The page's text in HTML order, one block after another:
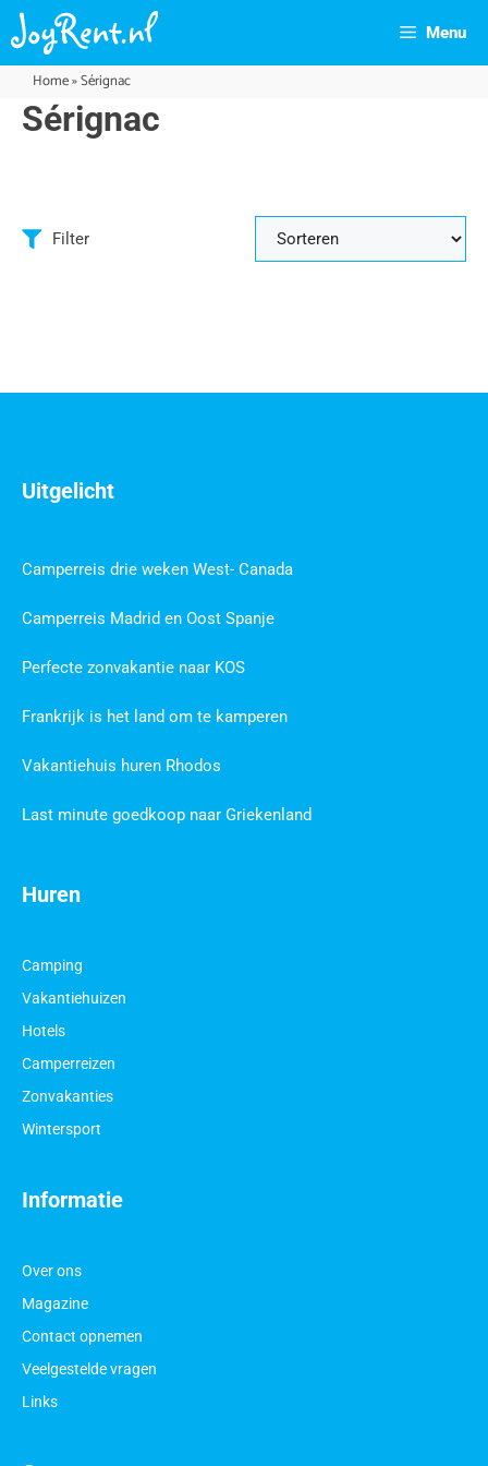
Menu
Home»Sérignac
Sérignac
Filter
Informatie
Over ons
Magazine
Contact opnemen
Veelgestelde vragen
Links
Huren
Camping
Vakantiehuizen
Hotels
Camperreizen
Zonvakanties
Wintersport
Uitgelicht
Camperreis drie weken West- Canada
Camperreis Madrid en Oost Spanje
Perfecte zonvakantie naar KOS
Frankrijk is het land om te kamperen
Vakantiehuis huren Rhodos
Last minute goedkoop naar Griekenland